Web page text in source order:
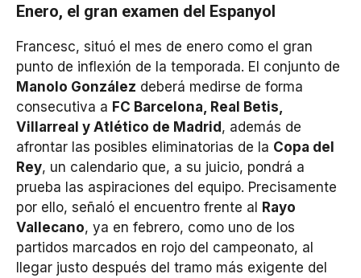
Enero, el gran examen del Espanyol
Francesc, situó el mes de enero como el gran
punto de inflexión de la temporada. El conjunto de
Manolo González deberá medirse de forma
consecutiva a FC Barcelona, Real Betis,
Villarreal y Atlético de Madrid, además de
afrontar las posibles eliminatorias de la Copa del
Rey, un calendario que, a su juicio, pondrá a
prueba las aspiraciones del equipo. Precisamente
por ello, señaló el encuentro frente al Rayo
Vallecano, ya en febrero, como uno de los
partidos marcados en rojo del campeonato, al
llegar justo después del tramo más exigente del